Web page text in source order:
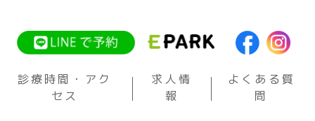
診療時間・アク
セス
求人情
報
よくある質
問